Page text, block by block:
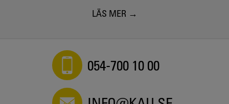
LÄS MER
054-700 10 00